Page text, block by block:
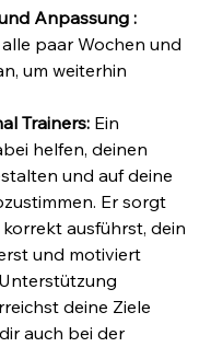
Anpassung :
paar Wochen und
um weiterhin
Trainers: Ein
helfen, deinen
und auf deine
Er sorgt
ausführst, dein
und motiviert
deine Ziele
auch bei der